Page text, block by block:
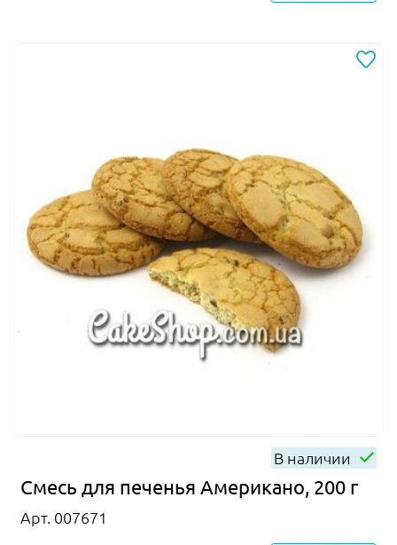
В наличии
Смесь для печенья Американо, 200 г
Арт. 007671